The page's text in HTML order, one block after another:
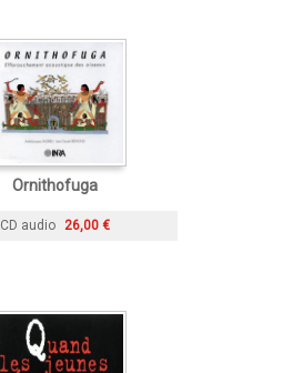
Ornithofuga
CD audio 26,00 €